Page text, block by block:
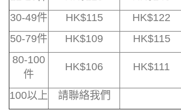
30-49件
HK$115 HK$122
50-79件
HK$109 HK$115
80-100
件
HK$106 HK$111
100以上 請聯絡我們